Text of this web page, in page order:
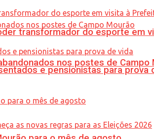
nos postes de Campo
transformador do esporte em
e pensionistas para prova